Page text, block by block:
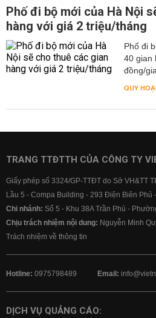
Phố đi bộ mới của Hà Nội
hàng với giá 2 triệu/tháng
Phố đi
40 gian
đồng/
QUY
TRANG TTĐTTH CỦA CÔNG TY
Giấy phép số 3324/GP-TTĐT do Sở VH&TT
Lầu 5 - Compa Building - 293 Điện Biên Phủ
Chi nhánh: Số 5 - Khu 38A Trần Phú -
Chịu trách nhiệm nội dung: Nguyễn Minh
Trách nhiệm về thông tin
Hotline: 0975798489 Email:
DỊCH VỤ QUẢNG CÁO: